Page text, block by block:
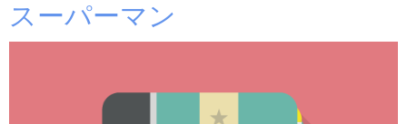
スーパーマン